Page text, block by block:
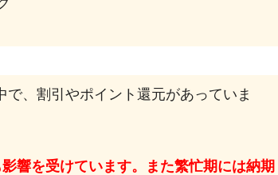
で、割引やポイント還元があっていま
響を受けています。また繁忙期には納期